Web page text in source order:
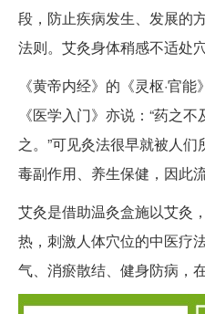
段，防止疾病发生、发展的
法则。艾灸身体稍感不适处
《黄帝内经》的《灵枢·官能
《医学入门》亦说：“药之
之。”可见灸法很早就被人
毒副作用、养生保健，因此流
艾灸是借助温灸盒施以艾灸
热，刺激人体穴位的中医疗
气、消瘀散结、健身防病，